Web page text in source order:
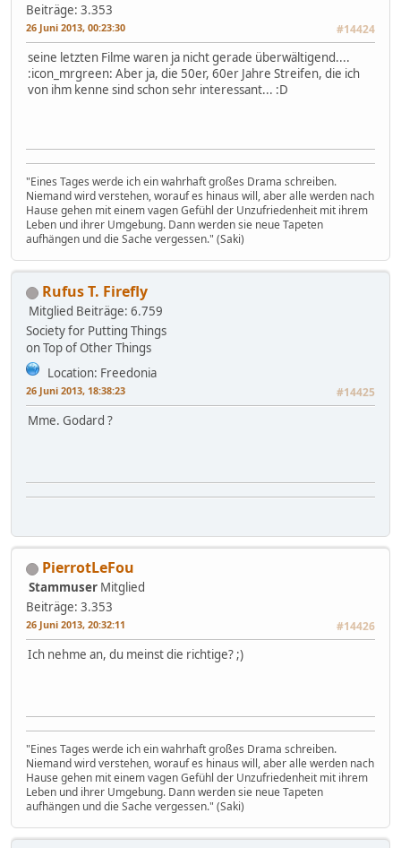
Beiträge: 3.353
26 Juni 2013, 00:23:30 #14424
seine letzten Filme waren ja nicht gerade überwältigend....
:icon_mrgreen: Aber ja, die 50er, 60er Jahre Streifen, die ich
von ihm kenne sind schon sehr interessant... :D
"Eines Tages werde ich ein wahrhaft großes Drama schreiben.
Niemand wird verstehen, worauf es hinaus will, aber alle werden nach
Hause gehen mit einem vagen Gefühl der Unzufriedenheit mit ihrem
Leben und ihrer Umgebung. Dann werden sie neue Tapeten
aufhängen und die Sache vergessen." (Saki)
Rufus T. Firefly
Mitglied Beiträge: 6.759
Society for Putting Things
on Top of Other Things
Location: Freedonia
26 Juni 2013, 18:38:23 #14425
Mme. Godard ?
PierrotLeFou
Stammuser Mitglied
Beiträge: 3.353
26 Juni 2013, 20:32:11 #14426
Ich nehme an, du meinst die richtige? ;)
"Eines Tages werde ich ein wahrhaft großes Drama schreiben.
Niemand wird verstehen, worauf es hinaus will, aber alle werden nach
Hause gehen mit einem vagen Gefühl der Unzufriedenheit mit ihrem
Leben und ihrer Umgebung. Dann werden sie neue Tapeten
aufhängen und die Sache vergessen." (Saki)